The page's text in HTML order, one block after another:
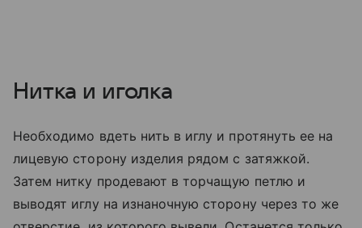
Нитка и иголка
Необходимо вдеть нить в иглу и протянуть ее на
лицевую сторону изделия рядом с затяжкой.
Затем нитку продевают в торчащую петлю и
выводят иглу на изнаночную сторону через то же